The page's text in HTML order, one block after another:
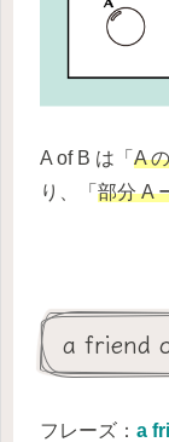
A of B は「 A
り、「 部分 A
a friend
フレーズ： a